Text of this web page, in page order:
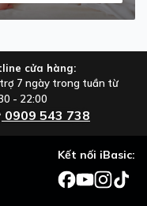
cửa hàng:
7 ngày trong tuần từ
- 22:00
0909 543 738
Kết nối iBasic: